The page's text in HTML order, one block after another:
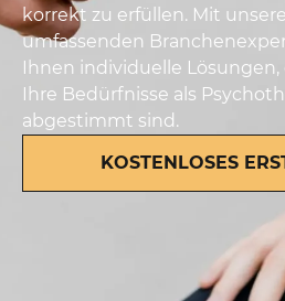
korrekt zu erfüllen. Mit
umfassenden
Ihnen individuelle Lösungen,
Ihre Bedürfnisse als
abgestimmt sind.
KOSTENLOSES